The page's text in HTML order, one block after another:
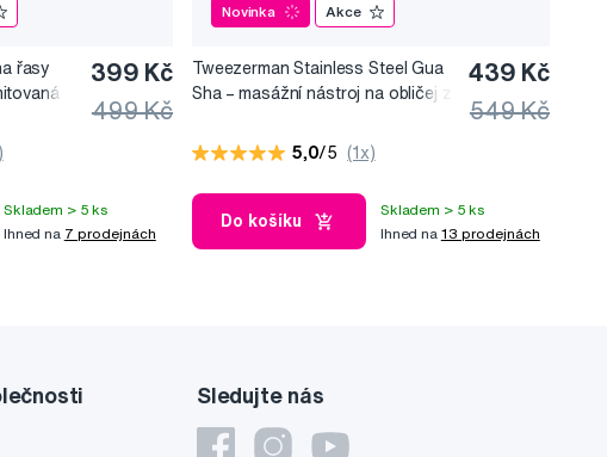
řasy
399 Kč
499 Kč
Skladem > 5 ks
Ihned na 7 prodejnách
Novinka Akce
Tweezerman Stainless Steel Gua
Sha –⁠⁠⁠⁠⁠⁠ masážní nástroj na obličej z
439 Kč
549 Kč
5,0/5 (1x)
Do košíku
Skladem > 5 ks
Ihned na 13 prodejnách
Sledujte nás